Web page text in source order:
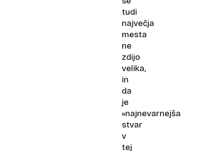
tudi
največja
mesta
ne
zdijo
velika,
in
da
je
»najnevarnejša
stvar
v
tej